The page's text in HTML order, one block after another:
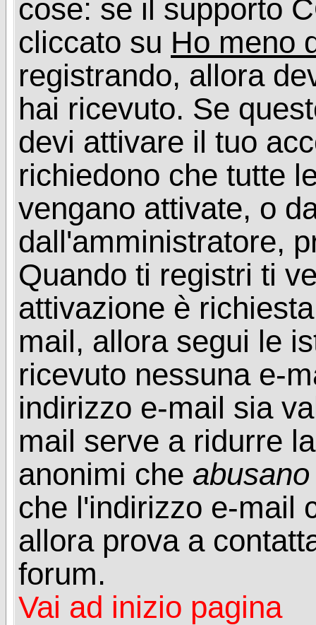
cose: se il supporto
cliccato su Ho meno
registrando, allora
hai ricevuto. Se
devi attivare il tuo
richiedono che tutte
vengano attivate, o
dall'amministratore,
Quando ti registri ti
attivazione è
mail, allora segui le
ricevuto nessuna e-
indirizzo e-mail sia
mail serve a ridurre
anonimi che abusano
che l'indirizzo e-mail
allora prova a
forum.
Vai ad inizio pagina